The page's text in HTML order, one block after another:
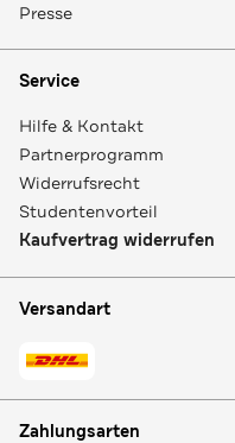
Presse
Service
Hilfe & Kontakt
Partnerprogramm
Widerrufsrecht
Studentenvorteil
Kaufvertrag widerrufen
Versandart
Zahlungsarten